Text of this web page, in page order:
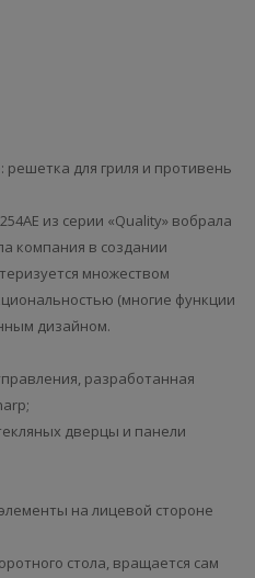
решетка для гриля и противень
из серии «Quality» вобрала
компания в создании
множеством
(многие функции
дизайном.
разработанная
дверцы и панели
на лицевой стороне
стола, вращается сам